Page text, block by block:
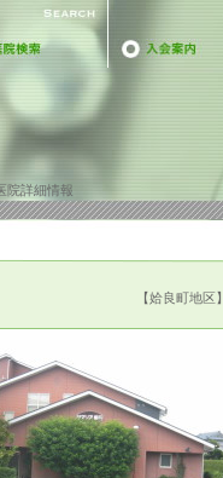
院詳細情報
【姶良町地区】